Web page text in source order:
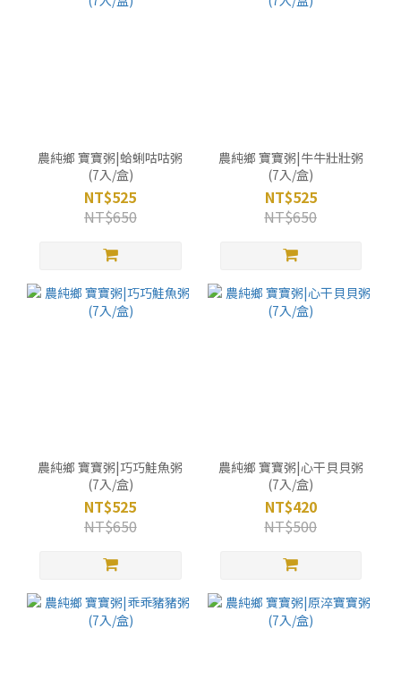
農純鄉 寶寶粥|蛤蜊咕咕粥
(7入/盒)
NT$525
NT$650
農純鄉 寶寶粥|牛牛壯壯粥
(7入/盒)
NT$525
NT$650
農純鄉 寶寶粥|巧巧鮭魚粥
(7入/盒)
NT$525
NT$650
農純鄉 寶寶粥|心干貝貝粥
(7入/盒)
NT$420
NT$500